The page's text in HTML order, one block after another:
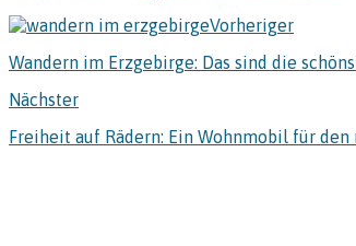
Vorheriger
Wandern im Erzgebirge: Das sind die
Nächster
Freiheit auf Rädern: Ein Wohnmobil für